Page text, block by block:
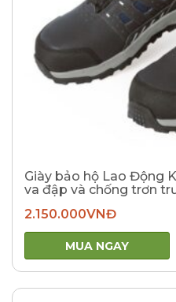
Giày bảo hộ Lao Động
va đập và chống trơn
2.150.000VNĐ
MUA NGAY